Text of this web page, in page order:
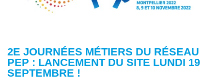
2E JOURNÉES MÉTIERS DU RÉSEAU
PEP : LANCEMENT DU SITE LUNDI 19
SEPTEMBRE !